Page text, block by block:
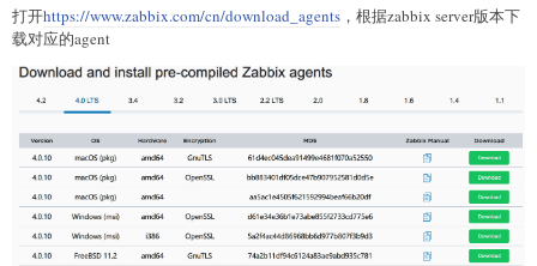
打开https://www.zabbix.com/cn/download_agents ，根据zabbix server版本下
载对应的agent